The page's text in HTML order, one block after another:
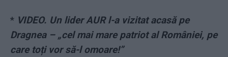
* VIDEO. Un lider AUR l-a vizitat acasă pe
Dragnea – „cel mai mare patriot al României, pe
care toți vor să-l omoare!”